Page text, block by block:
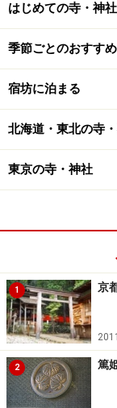
はじめての寺・神社
季節ごとのおすす
宿坊に泊まる
北海道・東北の寺
東京の寺・神社
1 京
2 篤